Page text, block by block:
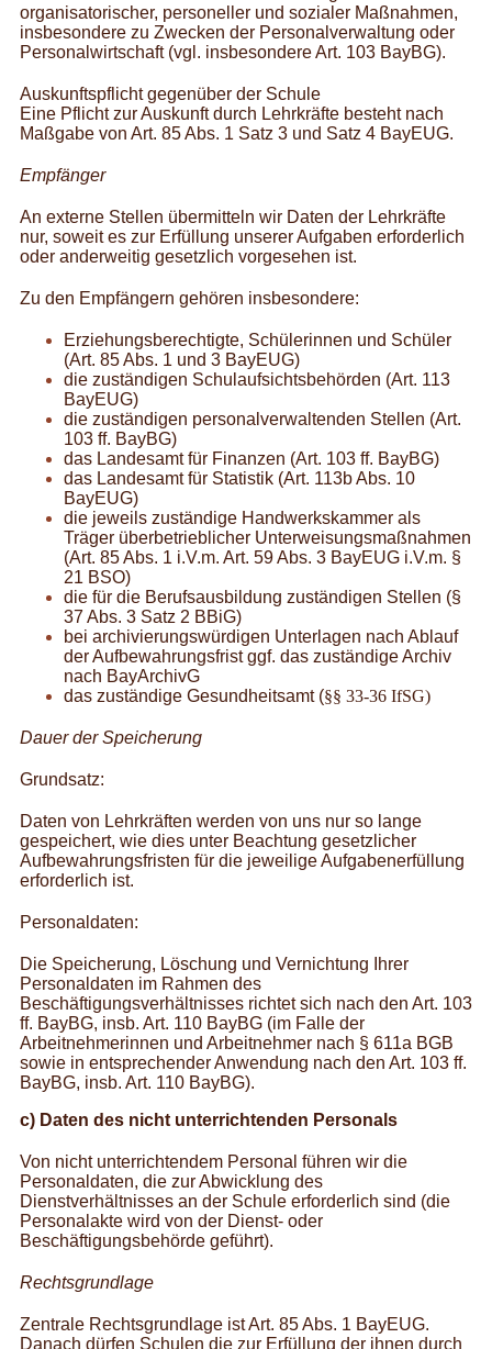
organisatorischer, personeller und sozialer Maßnahmen,
insbesondere zu Zwecken der Personalverwaltung oder
Personalwirtschaft (vgl. insbesondere Art. 103 BayBG).
Auskunftspflicht gegenüber der Schule
Eine Pflicht zur Auskunft durch Lehrkräfte besteht nach
Maßgabe von Art. 85 Abs. 1 Satz 3 und Satz 4 BayEUG.
Empfänger
An externe Stellen übermitteln wir Daten der Lehrkräfte
nur, soweit es zur Erfüllung unserer Aufgaben erforderlich
oder anderweitig gesetzlich vorgesehen ist.
Zu den Empfängern gehören insbesondere:
Erziehungsberechtigte, Schülerinnen und Schüler
(Art. 85 Abs. 1 und 3 BayEUG)
die zuständigen Schulaufsichtsbehörden (Art. 113
BayEUG)
die zuständigen personalverwaltenden Stellen (Art.
103 ff. BayBG)
das Landesamt für Finanzen (Art. 103 ff. BayBG)
das Landesamt für Statistik (Art. 113b Abs. 10
BayEUG)
die jeweils zuständige Handwerkskammer als
Träger überbetrieblicher Unterweisungsmaßnahmen
(Art. 85 Abs. 1 i.V.m. Art. 59 Abs. 3 BayEUG i.V.m. §
21 BSO)
die für die Berufsausbildung zuständigen Stellen (§
37 Abs. 3 Satz 2 BBiG)
bei archivierungswürdigen Unterlagen nach Ablauf
der Aufbewahrungsfrist ggf. das zuständige Archiv
nach BayArchivG
das zuständige Gesundheitsamt (§§ 33-36 IfSG)
Dauer der Speicherung
Grundsatz:
Daten von Lehrkräften werden von uns nur so lange
gespeichert, wie dies unter Beachtung gesetzlicher
Aufbewahrungsfristen für die jeweilige Aufgabenerfüllung
erforderlich ist.
Personaldaten:
Die Speicherung, Löschung und Vernichtung Ihrer
Personaldaten im Rahmen des
Beschäftigungsverhältnisses richtet sich nach den Art. 103
ff. BayBG, insb. Art. 110 BayBG (im Falle der
Arbeitnehmerinnen und Arbeitnehmer nach § 611a BGB
sowie in entsprechender Anwendung nach den Art. 103 ff.
BayBG, insb. Art. 110 BayBG).
c) Daten des nicht unterrichtenden Personals
Von nicht unterrichtendem Personal führen wir die
Personaldaten, die zur Abwicklung des
Dienstverhältnisses an der Schule erforderlich sind (die
Personalakte wird von der Dienst- oder
Beschäftigungsbehörde geführt).
Rechtsgrundlage
Zentrale Rechtsgrundlage ist Art. 85 Abs. 1 BayEUG.
Danach dürfen Schulen die zur Erfüllung der ihnen durch